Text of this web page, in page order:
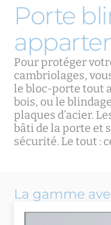
Porte
Pour protéger
cambriolages,
le bloc-porte tout
bois, ou le
plaques d’acier.
bâti de la porte et
sécurité. Le tout :
La gamme